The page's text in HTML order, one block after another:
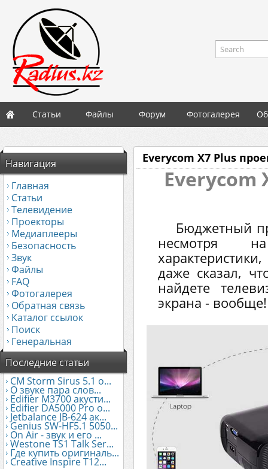
Search
Статьи Файлы Форум Фотогалерея
Навигация
Главная
Статьи
Телевидение
Проекторы
Медиаплееры
Безопасность
Звук
Файлы
FAQ
Фотогалерея
Обратная связь
Каталог ссылок
Поиск
Генеральная
Последние статьи
CM Storm Sirus 5.1 о...
О звуке пара слов...
Edifier М3700 акусти...
Edifier DA5000 Pro о...
Jetbalance JB-624 ак...
Genius SW-HF5.1 5050...
On Air - звук и его ...
Westone TS1 Talk Ser...
Где купить оригиналь...
Creative Inspire T12...
Everycom X7 Plus
Everycom
Бюджетный
несмотря
даже сказал,
найдете
экрана - вообще!